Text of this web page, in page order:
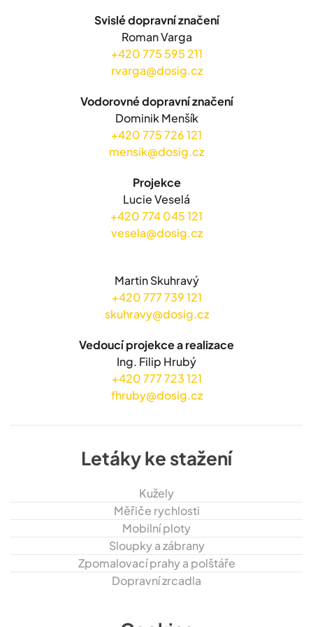
Svislé dopravní značení
Roman Varga
+420 775 595 211
rvarga@dosig.cz
Vodorovné dopravní značení
Dominik Menšík
+420 775 726 121
mensik@dosig.cz
Projekce
Lucie Veselá
+420 774 045 121
vesela@dosig.cz
Martin Skuhravý
+420 777 739 121
skuhravy@dosig.cz
Vedoucí projekce a realizace
Ing. Filip Hrubý
+420 777 723 121
fhruby@dosig.cz
Letáky ke stažení
Kužely
Měřiče rychlosti
Mobilní ploty
Sloupky a zábrany
Zpomalovací prahy a polštáře
Dopravní zrcadla